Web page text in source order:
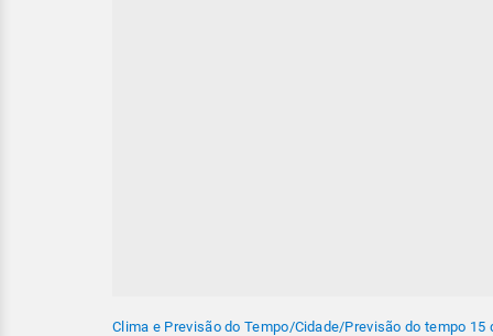
Clima e Previsão do Tempo/Cidade/Previsão do tempo 15